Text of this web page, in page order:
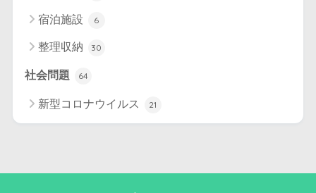
宿泊施設 6
整理収納 30
社会問題 64
新型コロナウイルス 21